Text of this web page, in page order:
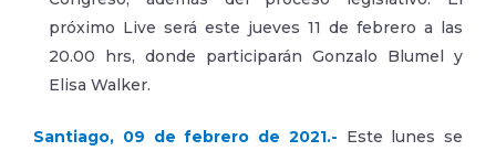
próximo Live será este jueves 11 de febrero a las
20.00 hrs, donde participarán Gonzalo Blumel y
Elisa Walker.
Santiago, 09 de febrero de 2021.- Este lunes se